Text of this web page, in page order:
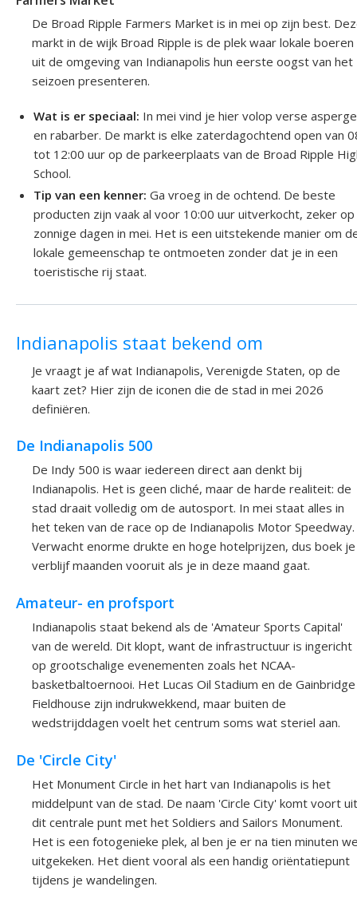
De Broad Ripple Farmers Market is in mei op zijn best.
markt in de wijk Broad Ripple is de plek waar lokale boeren
uit de omgeving van Indianapolis hun eerste oogst van het
seizoen presenteren.
Wat is er speciaal: In mei vind je hier volop verse
en rabarber. De markt is elke zaterdagochtend open van
tot 12:00 uur op de parkeerplaats van de Broad Ripple
School.
Tip van een kenner: Ga vroeg in de ochtend. De beste
producten zijn vaak al voor 10:00 uur uitverkocht, zeker op
zonnige dagen in mei. Het is een uitstekende manier om
lokale gemeenschap te ontmoeten zonder dat je in een
toeristische rij staat.
Indianapolis staat bekend om
Je vraagt je af wat Indianapolis, Verenigde Staten, op de
kaart zet? Hier zijn de iconen die de stad in mei 2026
definiëren.
De Indianapolis 500
De Indy 500 is waar iedereen direct aan denkt bij
Indianapolis. Het is geen cliché, maar de harde realiteit: de
stad draait volledig om de autosport. In mei staat alles in
het teken van de race op de Indianapolis Motor Speedway.
Verwacht enorme drukte en hoge hotelprijzen, dus boek je
verblijf maanden vooruit als je in deze maand gaat.
Amateur- en profsport
Indianapolis staat bekend als de 'Amateur Sports Capital'
van de wereld. Dit klopt, want de infrastructuur is ingericht
op grootschalige evenementen zoals het NCAA-
basketbaltoernooi. Het Lucas Oil Stadium en de Gainbridge
Fieldhouse zijn indrukwekkend, maar buiten de
wedstrijddagen voelt het centrum soms wat steriel aan.
De 'Circle City'
Het Monument Circle in het hart van Indianapolis is het
middelpunt van de stad. De naam 'Circle City' komt voort uit
dit centrale punt met het Soldiers and Sailors Monument.
Het is een fotogenieke plek, al ben je er na tien minuten
uitgekeken. Het dient vooral als een handig oriëntatiepunt
tijdens je wandelingen.